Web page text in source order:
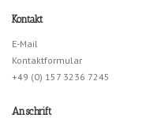
Kontakt
E-Mail
Kontaktformular
+49 (0) 157 3236 7245
Anschrift